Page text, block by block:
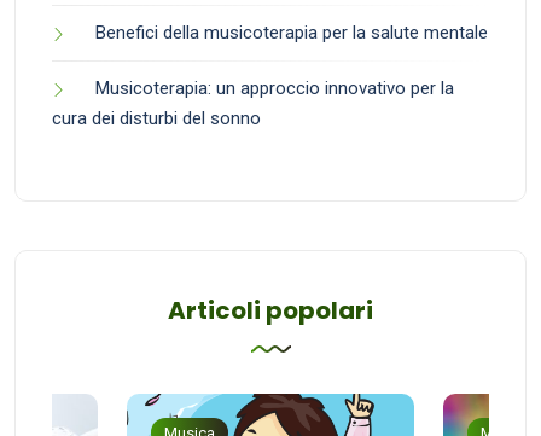
Benefici della musicoterapia per la salute mentale
Musicoterapia: un approccio innovativo per la
cura dei disturbi del sonno
Articoli popolari